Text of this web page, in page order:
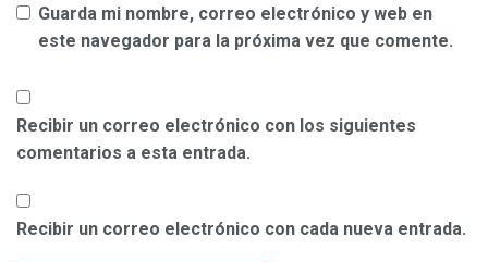
Guarda mi nombre, correo electrónico y web en
este navegador para la próxima vez que comente.
Recibir un correo electrónico con los siguientes
comentarios a esta entrada.
Recibir un correo electrónico con cada nueva entrada.